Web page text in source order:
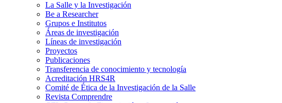
La Salle y la Investigación
Be a Researcher
Grupos e Institutos
Áreas de investigación
Líneas de investigación
Proyectos
Publicaciones
Transferencia de conocimiento y tecnología
Acreditación HRS4R
Comité de Ética de la Investigación de la Salle
Revista Comprendre